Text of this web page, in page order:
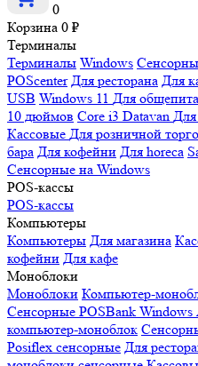
0
Корзина 0 ₽
Терминалы
Терминалы Windows
POScenter Для ресторана Для
USB Windows 11 Для общепита
10 дюймов Core i3 Datavan
Кассовые Для розничной
бара Для кофейни Для horeca
Сенсорные на Windows
POS-кассы
POS-кассы
Компьютеры
Компьютеры Для магазина
кофейни Для кафе
Моноблоки
Моноблоки Компьютер-
Сенсорные POSBank Windows
компьютер-моноблок
Posiflex сенсорные Для